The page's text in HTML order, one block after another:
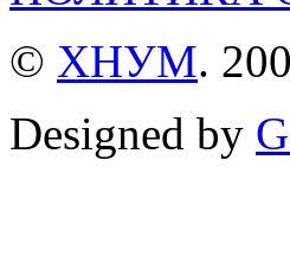
© ХНУМ.
Designed by